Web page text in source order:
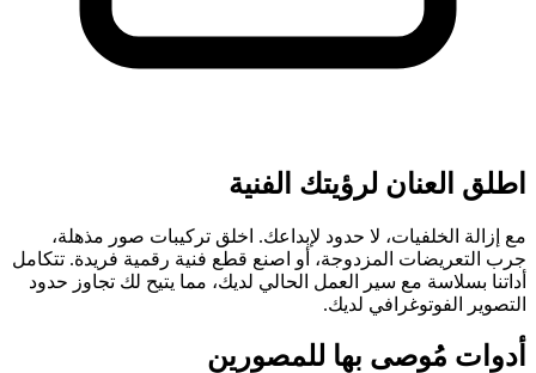
اطلق العنان لرؤيتك الفنية
مع إزالة الخلفيات، لا حدود لإبداعك. اخلق تركيبات صور مذهلة،
جرب التعريضات المزدوجة، أو اصنع قطع فنية رقمية فريدة. تتكامل
أداتنا بسلاسة مع سير العمل الحالي لديك، مما يتيح لك تجاوز حدود
التصوير الفوتوغرافي لديك.
أدوات مُوصى بها للمصورين